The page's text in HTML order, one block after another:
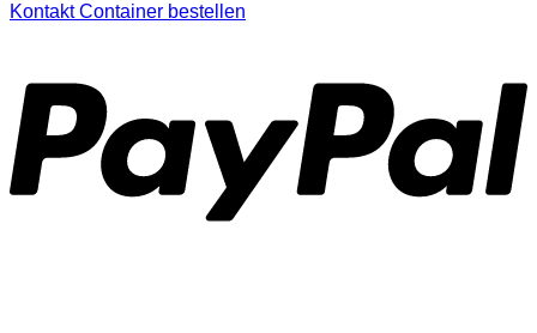
Kontakt Container bestellen